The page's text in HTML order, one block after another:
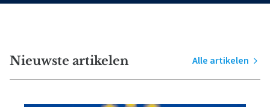
Nieuwste artikelen Alle artikelen